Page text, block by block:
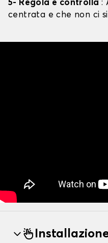
5- Regola e controlla :
centrata e che non ci